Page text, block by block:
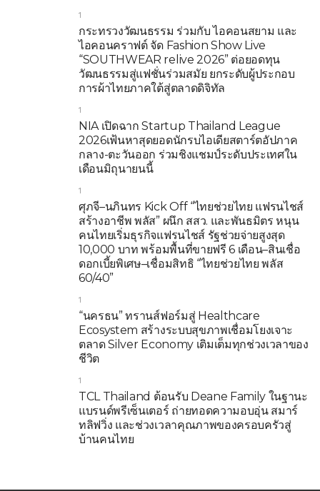
1
กระทรวงวัฒนธรรม ร่วมกับ ไอคอนสยาม และ
ไอคอนคราฟต์ จัด Fashion Show Live
“SOUTHWEAR relive 2026” ต่อยอดทุน
วัฒนธรรมสู่แฟชั่นร่วมสมัย ยกระดับผู้ประกอบ
การผ้าไทยภาคใต้สู่ตลาดดิจิทัล
1
NIA เปิดฉาก Startup Thailand League
2026เฟ้นหาสุดยอดนักรบไอเดียสตาร์ตอัปภาค
กลาง-ตะวันออก ร่วมชิงแชมป์ระดับประเทศใน
เดือนมิถุนายนนี้
1
ศุภจี–นภินทร Kick Off “ไทยช่วยไทย แฟรนไชส์
สร้างอาชีพ พลัส” ผนึก สสว. และพันธมิตร หนุน
คนไทยเริ่มธุรกิจแฟรนไชส์ รัฐช่วยจ่ายสูงสุด
10,000 บาท พร้อมพื้นที่ขายฟรี 6 เดือน–สินเชื่อ
ดอกเบี้ยพิเศษ–เชื่อมสิทธิ “ไทยช่วยไทย พลัส
60/40”
1
“นครธน” ทรานส์ฟอร์มสู่ Healthcare
Ecosystem สร้างระบบสุขภาพเชื่อมโยงเจาะ
ตลาด Silver Economy เติมเต็มทุกช่วงเวลาของ
ชีวิต
1
TCL Thailand ต้อนรับ Deane Family ในฐานะ
แบรนด์พรีเซ็นเตอร์ ถ่ายทอดความอบอุ่น สมาร์
ทลิฟวิ่ง และช่วงเวลาคุณภาพของครอบครัวสู่
บ้านคนไทย